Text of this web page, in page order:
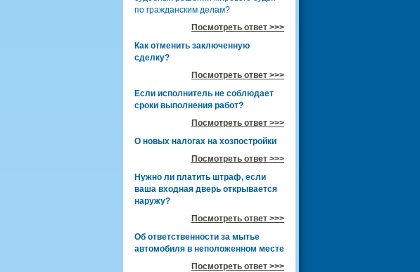
по гражданским делам?
Посмотреть ответ >>>
Как отменить заключенную
сделку?
Посмотреть ответ >>>
Если исполнитель не соблюдает
сроки выполнения работ?
Посмотреть ответ >>>
О новых налогах на хозпостройки
Посмотреть ответ >>>
Нужно ли платить штраф, если
ваша входная дверь открывается
наружу?
Посмотреть ответ >>>
Об ответственности за мытье
автомобиля в неположенном месте
Посмотреть ответ >>>